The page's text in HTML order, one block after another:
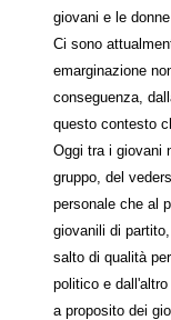
giovani e le
Ci sono
emarginazione
conseguenza,
questo contesto
Oggi tra i giovani
gruppo, del
personale che al
giovanili di
salto di qualità
politico e
a proposito dei